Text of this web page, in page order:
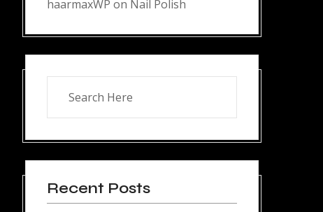
haarmaxWP on Nail Polish
Recent Posts